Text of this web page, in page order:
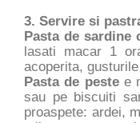
3. Servire si
Pasta de sardine
lasati macar 1
acoperita,
Pasta de pestee
sau pe biscuiti
proaspete: ardei,